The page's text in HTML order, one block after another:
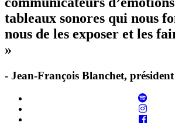
tableaux sonores qui nous
nous de les exposer et les
»
- Jean-François Blanchet, président